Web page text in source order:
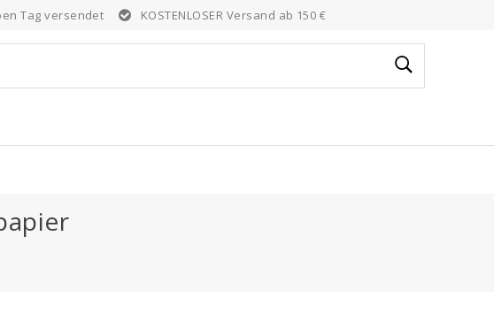
Tag versendet KOSTENLOSER Versand ab 150 €